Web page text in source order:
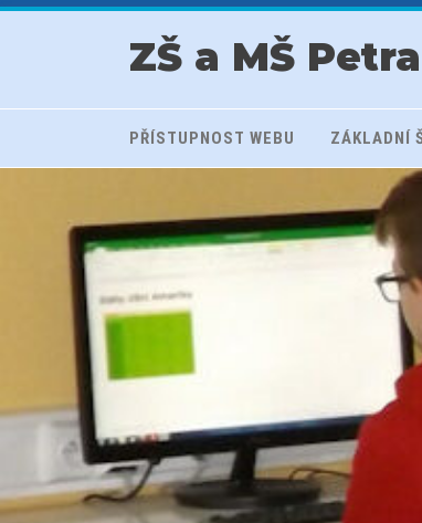
ZŠ a MŠ
PŘÍSTUPNOST WEBU ZÁKLADNÍ